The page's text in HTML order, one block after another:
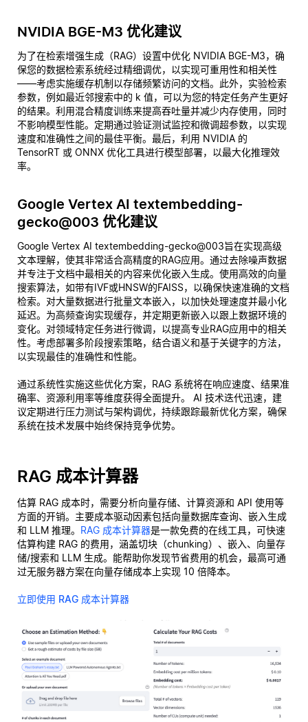
NVIDIA BGE-M3 优化建议
为了在检索增强生成（RAG）设置中优化 NVIDIA BGE-M3，确
保您的数据检索系统经过精细调优，以实现可重用性和相关性
——考虑实施缓存机制以存储频繁访问的文档。此外，实验检索
参数，例如最近邻搜索中的 k 值，可以为您的特定任务产生更好
的结果。利用混合精度训练来提高吞吐量并减少内存使用，同时
不影响模型性能。定期通过验证测试监控和微调超参数，以实现
速度和准确性之间的最佳平衡。最后，利用 NVIDIA 的
TensorRT 或 ONNX 优化工具进行模型部署，以最大化推理效
率。
Google Vertex AI textembedding-
gecko@003 优化建议
Google Vertex AI textembedding-gecko@003旨在实现高级
文本理解，使其非常适合高精度的RAG应用。通过去除噪声数据
并专注于文档中最相关的内容来优化嵌入生成。使用高效的向量
搜索算法，如带有IVF或HNSW的FAISS，以确保快速准确的文档
检索。对大量数据进行批量文本嵌入，以加快处理速度并最小化
延迟。为高频查询实现缓存，并定期更新嵌入以跟上数据环境的
变化。对领域特定任务进行微调，以提高专业RAG应用中的相关
性。考虑部署多阶段搜索策略，结合语义和基于关键字的方法，
以实现最佳的准确性和性能。
通过系统性实施这些优化方案，RAG 系统将在响应速度、结果准
确率、资源利用率等维度获得全面提升。 AI 技术迭代迅速，建
议定期进行压力测试与架构调优，持续跟踪最新优化方案，确保
系统在技术发展中始终保持竞争优势。
RAG 成本计算器
估算 RAG 成本时，需要分析向量存储、计算资源和 API 使用等
方面的开销。主要成本驱动因素包括向量数据库查询、嵌入生成
和 LLM 推理。 RAG 成本计算器是一款免费的在线工具，可快速
估算构建 RAG 的费用，涵盖切块（chunking）、嵌入、向量存
储/搜索和 LLM 生成。能帮助你发现节省费用的机会，最高可通
过无服务器方案在向量存储成本上实现 10 倍降本。
立即使用 RAG 成本计算器